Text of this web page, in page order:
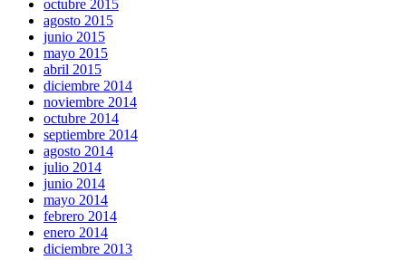
octubre 2015
agosto 2015
junio 2015
mayo 2015
abril 2015
diciembre 2014
noviembre 2014
octubre 2014
septiembre 2014
agosto 2014
julio 2014
junio 2014
mayo 2014
febrero 2014
enero 2014
diciembre 2013